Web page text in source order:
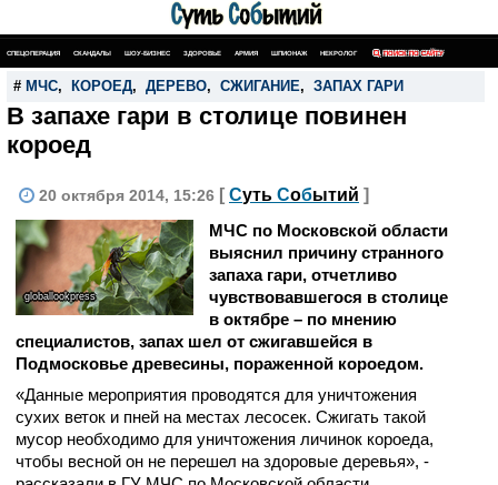
СПЕЦОПЕРАЦИЯ СКАНДАЛЫ ШОУ-БИЗНЕС ЗДОРОВЬЕ АРМИЯ ШПИОНАЖ НЕКРОЛОГ ПОИСК ПО САЙТУ
# МЧС, КОРОЕД, ДЕРЕВО, СЖИГАНИЕ, ЗАПАХ ГАРИ
В запахе гари в столице повинен
короед
20 октября 2014, 15:26 [ Суть Событий ]
globallookpress
МЧС по Московской области
выяснил причину странного
запаха гари, отчетливо
чувствовавшегося в столице
в октябре – по мнению
специалистов, запах шел от сжигавшейся в
Подмосковье древесины, пораженной короедом.
«Данные мероприятия проводятся для уничтожения
сухих веток и пней на местах лесосек. Сжигать такой
мусор необходимо для уничтожения личинок короеда,
чтобы весной он не перешел на здоровые деревья», -